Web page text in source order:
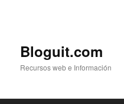
Bloguit.com
Recursos web e Información